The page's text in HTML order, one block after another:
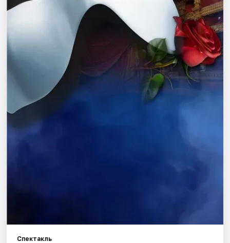
Спорт
Площадки
Артисты
Рейтинги
Спектакль